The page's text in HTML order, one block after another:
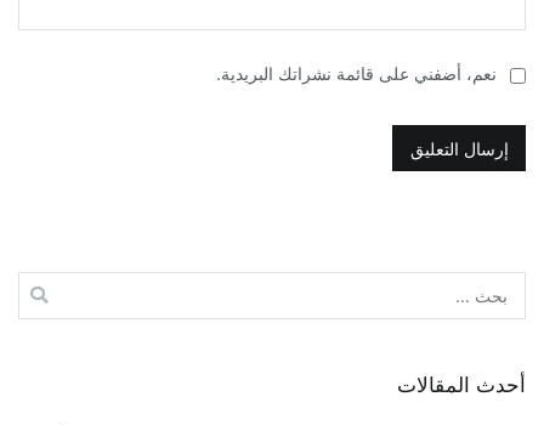
نعم، أضفني على قائمة نشراتك البريدية.
عن:
أحدث المقالات